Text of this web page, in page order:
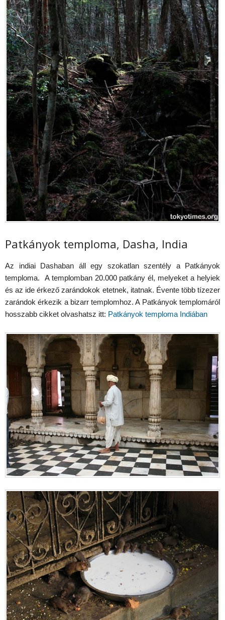
Patkányok temploma, Dasha, India
Az indiai Dashaban áll egy szokatlan szentély a Patkányok
temploma. A templomban 20.000 patkány él, melyeket a helyiek
és az ide érkező zarándokok etetnek, itatnak. Évente több tízezer
zarándok érkezik a bizarr templomhoz. A Patkányok templomáról
hosszabb cikket olvashatsz itt: Patkányok temploma Indiában